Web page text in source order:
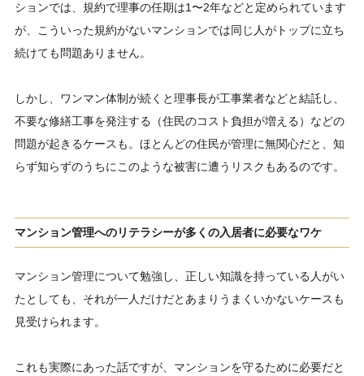
ションでは、規約で理事の任期は1〜2年などと定められています
が、こういった規約がないマンションでは同じ人がトップに立ち
続けても問題ありません。
しかし、ワンマン体制が続くと理事長が工事業者などと結託し、
不要な修繕工事を発注する（住民のコスト負担が増える）などの
問題が起きるケースも。ほとんどの住民が管理に無関心だと、知
らず知らずのうちにこのような被害に遭うリスクもあるのです。
マンション管理へのリテラシーが多くの入居者に必要なワケ
マンション管理について勉強し、正しい知識を持っている人がい
たとしても、それが一人だけだとあまりうまくいかないケースも
見受けられます。
これも実際にあった話ですが、マンションを守るために必要だと